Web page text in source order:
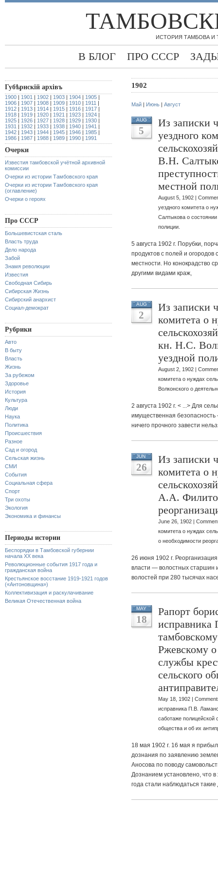
ИСТОРИЯ ТАМБОВА
В БЛОГ ПРО СССР
Губѣрнскiй архiвъ
1900 | 1901 | 1902 | 1903 | 1904 | 1905 |
1906 | 1907 | 1908 | 1909 | 1910 | 1911 |
1912 | 1913 | 1914 | 1915 | 1916 | 1917 |
1918 | 1919 | 1920 | 1921 | 1923 | 1924 |
1925 | 1926 | 1927 | 1928 | 1929 | 1930 |
1931 | 1932 | 1933 | 1938 | 1940 | 1941 |
1942 | 1943 | 1944 | 1945 | 1946 | 1985 |
1986 | 1987 | 1988 | 1989 | 1990 | 1991
Очерки
Известия тамбовской учётной архивной
комиссии
Очерки из истории Тамбовского края
Очерки из истории Тамбовского края
(оглавление)
Очерки о героях
Про СССР
Большевистская сталь
Власть труда
Дело народа
Забой
Знамя революции
Известия
Свободная Сибирь
Сибирская Жизнь
Сибирский анархист
Социал-демократ
Рубрики
Авто
В быту
Власть
Жизнь
За рубежом
Здоровье
История
Культура
Люди
Наука
Политика
Происшествия
Разное
Сад и огород
Сельская жизнь
СМИ
События
Социальная сфера
Спорт
Три охоты
Экология
Экономика и финансы
Периоды истории
Беспорядки в Тамбовской губернии
начала XX века
Революционные события 1917 года и
гражданская война
Крестьянское восстание 1919-1921 годов
(«Антоновщина»)
Коллективизация и раскулачивание
Великая Отечественная война
1902
Май | Июнь | Август
AUG
5
Из записки
уездного
В.Н.
местной
August 5, 1902 |
уездного комитета о
Салтыкова о
полиции.
5 августа 1902 г. Порубки,
продуктов с полей и
местности. Но конокрадство
другими видами краж,
AUG
2
Из записки
комитета о
кн. Н.С.
уездной
August 2, 1902 |
комитета о нуждах
Волконского о
2 августа 1902 г. < ...> Для
имущественная
ничего прочного завести
JUN
26
Из записки
комитета о
А.А.
June 26, 1902 |
комитета о нуждах
о необходимости
26 июня 1902 г.
власти — волостных старшин
волостей при 280 тысячах
MAY
18
Рапорт
исправника
Ржевскому
службы
сельского
May 18, 1902 |
исправника П.В.
саботаже полицейской
общества и об их
18 мая 1902 г. 16 мая я
дознания по заявлению
Аносова по поводу
Дознанием установлено, что
года стали наблюдаться